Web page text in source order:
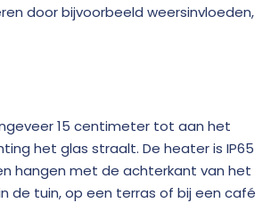
door bijvoorbeeld weersinvloeden,
15 centimeter tot aan het
het glas straalt. De heater is IP65
hangen met de achterkant van het
de tuin, op een terras of bij een café